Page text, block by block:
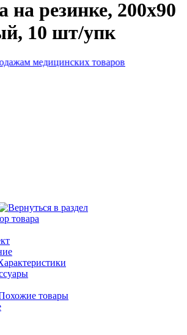
на резинке, 200х90
10 шт/упк
товаров